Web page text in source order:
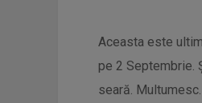
Aceasta este
pe 2 Septembrie.
seară. Multumesc.